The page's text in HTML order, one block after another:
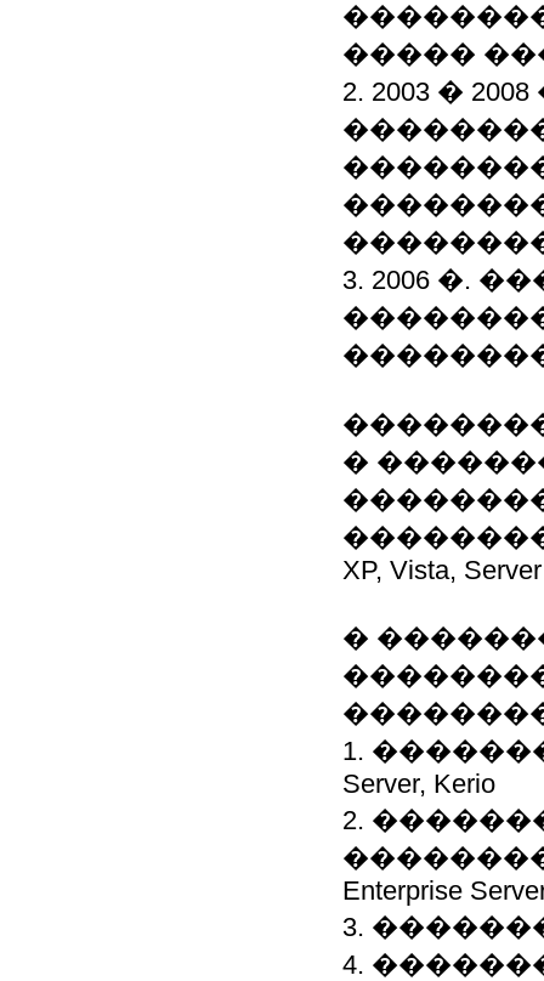
�����
2. 2003 �
3. 2006 �.
�
���������
XP, Vista,
�
1.
Server, Kerio
2.
Enterprise
3.
4.